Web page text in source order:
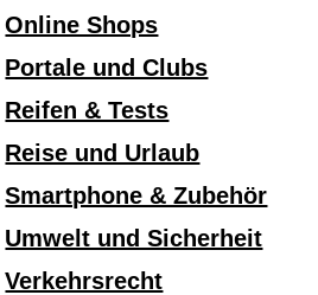
Online Shops
Portale und Clubs
Reifen & Tests
Reise und Urlaub
Smartphone & Zubehör
Umwelt und Sicherheit
Verkehrsrecht